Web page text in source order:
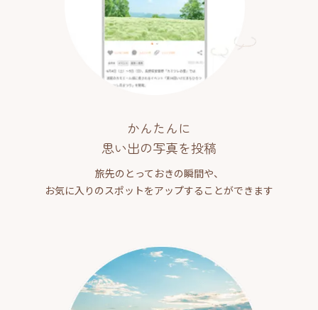
かんたんに
思い出の写真を投稿
旅先のとっておきの瞬間や、
お気に入りのスポットをアップすることができます